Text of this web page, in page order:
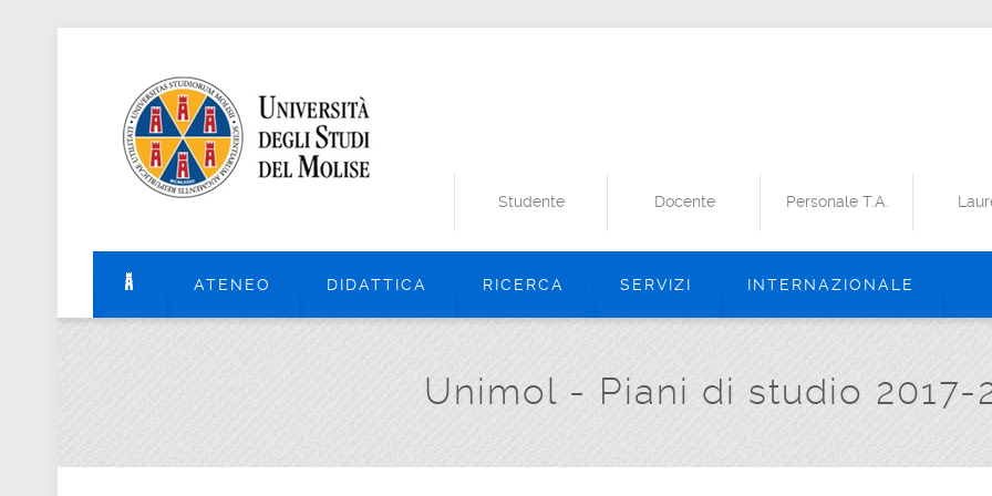
Studente Docente Personale T.A.
ATENEO DIDATTICA RICERCA SERVIZI INTERNAZIONALE
Unimol - Piani di studio 2017-